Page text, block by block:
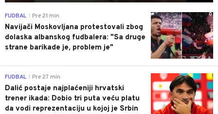
0
FUDBAL Pre 21 min
Navijači Moskovljana protestovali zbog
dolaska albanskog fudbalera: "Sa druge
strane barikade je, problem je"
0
FUDBAL Pre 27 min
Dalić postaje najplaćeniji hrvatski
trener ikada: Dobio tri puta veću platu
da vodi reprezentaciju u kojoj je Srbin